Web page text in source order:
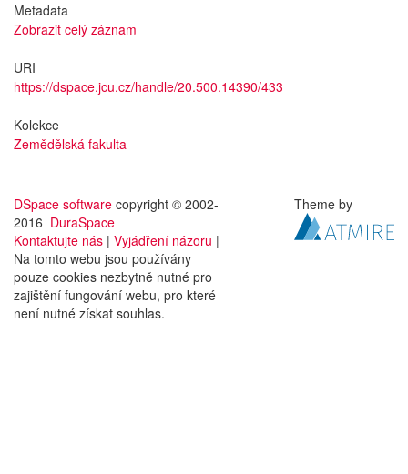
Metadata
Zobrazit celý záznam
URI
https://dspace.jcu.cz/handle/20.500.14390/433
Kolekce
Zemědělská fakulta
DSpace software copyright © 2002-
2016 DuraSpace
Kontaktujte nás | Vyjádření názoru |
Na tomto webu jsou používány
pouze cookies nezbytně nutné pro
zajištění fungování webu, pro které
není nutné získat souhlas.
Theme by